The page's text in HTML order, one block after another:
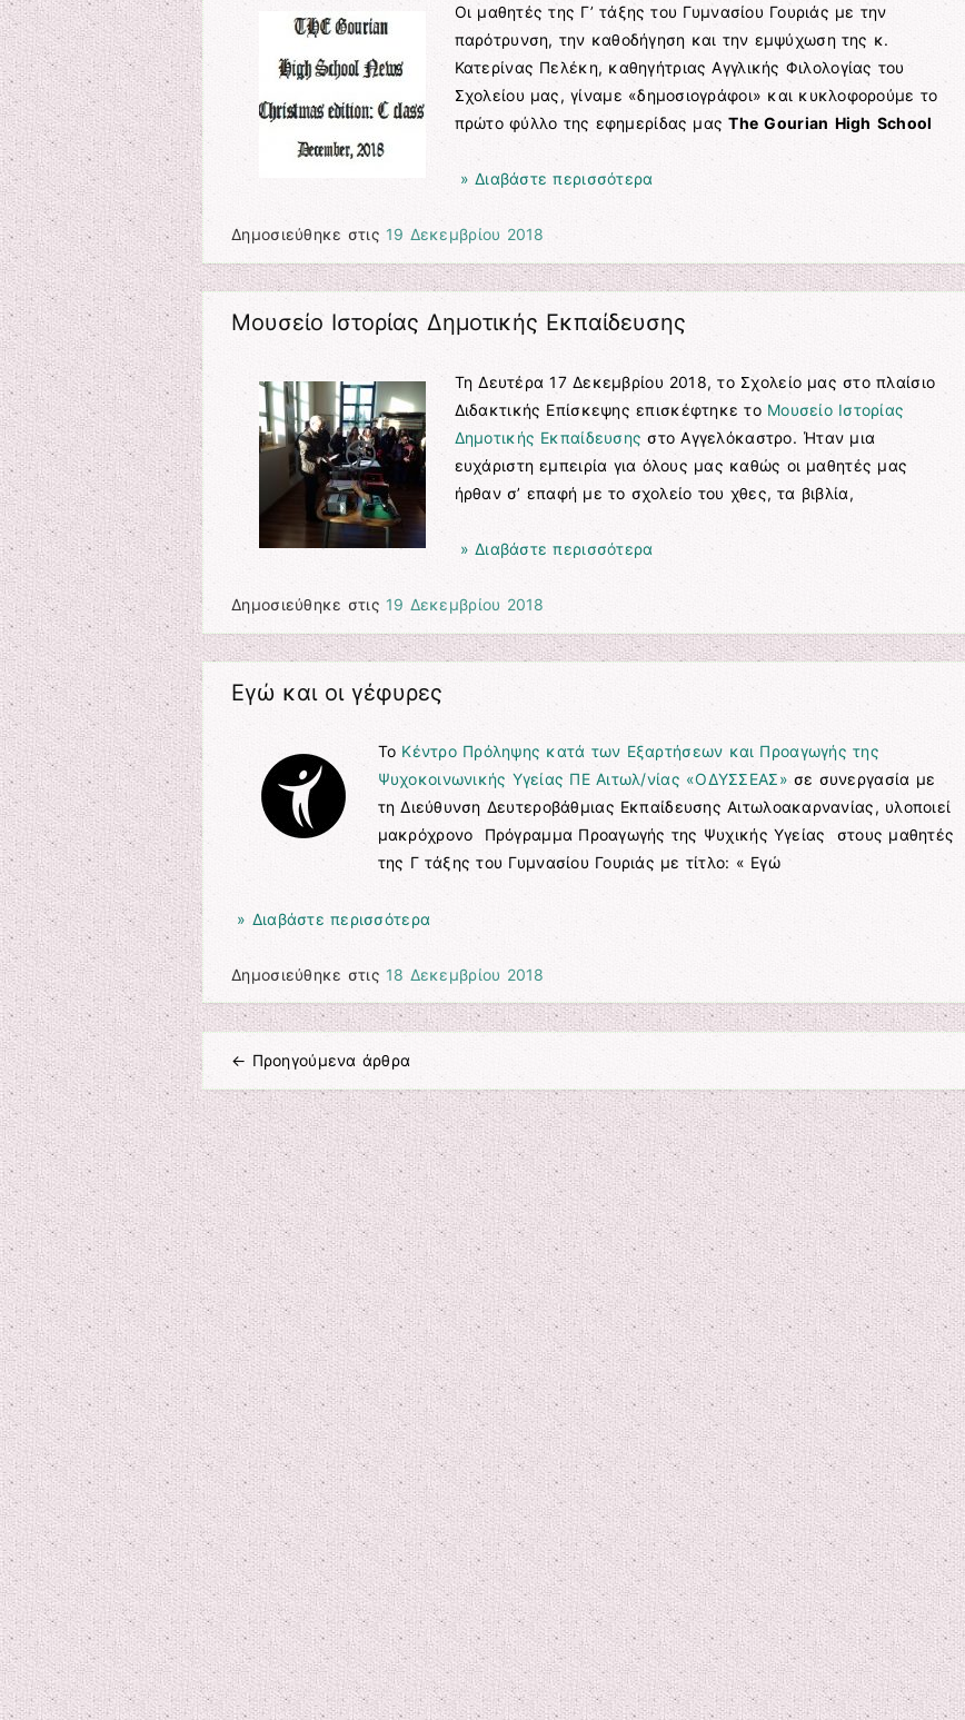
Οι μαθητές της Γ’ τάξης του Γυμνασίου Γουριάς με την
παρότρυνση, την καθοδήγηση και την εμψύχωση της κ.
Κατερίνας Πελέκη, καθηγήτριας Αγγλικής Φιλολογίας του
Σχολείου μας, γίναμε «δημοσιογράφοι» και κυκλοφορούμε το
πρώτο φύλλο της εφημερίδας μαςThe Gourian High School
» Διαβάστε περισσότερα
Δημοσιεύθηκε στις 19 Δεκεμβρίου 2018
Μουσείο Ιστορίας Δημοτικής Εκπαίδευσης
Τη Δευτέρα 17 Δεκεμβρίου 2018, το Σχολείο μας στο πλαίσιο
Διδακτικής Επίσκεψης επισκέφτηκε το Μουσείο Ιστορίας
Δημοτικής Εκπαίδευσης στο Αγγελόκαστρο. Ήταν μια
ευχάριστη εμπειρία για όλους μας καθώς οι μαθητές μας
ήρθαν σ’ επαφή με το σχολείο του χθες, τα βιβλία,
» Διαβάστε περισσότερα
Δημοσιεύθηκε στις 19 Δεκεμβρίου 2018
Εγώ και οι γέφυρες
Το Κέντρο Πρόληψης κατά των Εξαρτήσεων και Προαγωγής της
Ψυχοκοινωνικής Υγείας ΠΕ Αιτωλ/νίας «ΟΔΥΣΣΕΑΣ»σε συνεργασία με
τη Διεύθυνση Δευτεροβάθμιας Εκπαίδευσης Αιτωλοακαρνανίας, υλοποιεί
μακρόχρονο Πρόγραμμα Προαγωγής της Ψυχικής Υγείας στους μαθητές
της Γ τάξης του Γυμνασίου Γουριάς με τίτλο: « Εγώ
» Διαβάστε περισσότερα
Δημοσιεύθηκε στις 18 Δεκεμβρίου 2018
Πλοήγηση άρθρων
← Προηγούμενα άρθρα